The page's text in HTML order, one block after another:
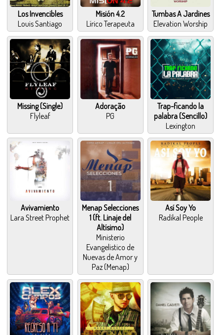
Los Invencibles
Louis Santiago
Misión 4.2
Lírico Terapeuta
Tumbas A Jardines
Elevation Worship
Missing (Single)
Flyleaf
Adoração
PG
Trap-ficando la
palabra (Sencillo)
Lexington
Avivamiento
Lara Street Prophet
Menap Selecciones
1 (ft. Linaje del
Altísimo)
Ministerio
Evangelistico de
Nuevas de Amor y
Paz (Menap)
Así Soy Yo
Radikal People